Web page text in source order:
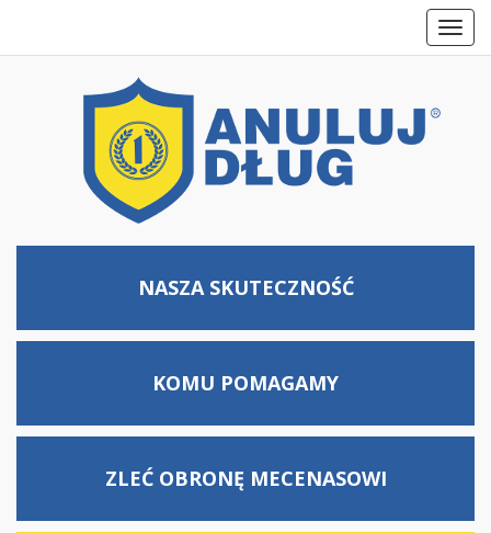
NASZA SKUTECZNOŚĆ
KOMU POMAGAMY
ZLEĆ OBRONĘ MECENASOWI